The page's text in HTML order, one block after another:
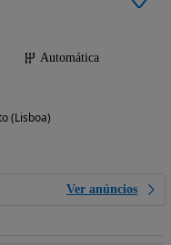
Automática
(Lisboa)
Ver anúncios